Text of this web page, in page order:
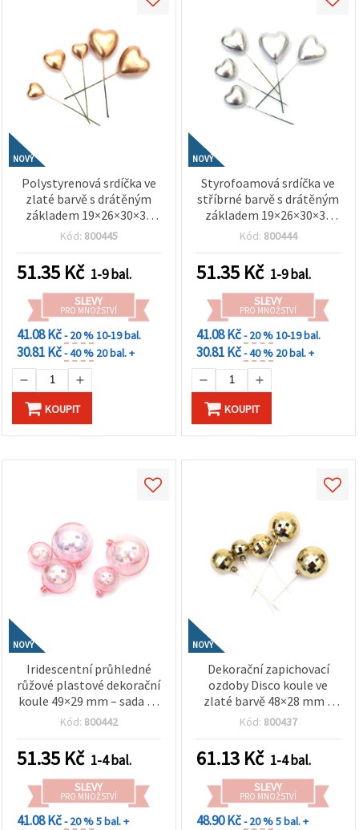
NOVÝ
Polystyrenová srdíčka ve
zlaté barvě s drátěným
základem 19×26×30×35
mm – sada 20 ks – ideální
dekorace a kreativní
tvoření
Kód: 800445
51.35 Kč 1-9 bal.
SLEVY
PRO MNOŽSTVÍ
41.08 Kč- 20 %10-19 bal.
30.81 Kč- 40 % 20 bal. +
KOUPIT
NOVÝ
Styrofoamová srdíčka ve
stříbrné barvě s drátěným
základem 19×26×30×35
mm – sada 20 ks – ideální
dekorace dárků a kreativní
tvoření
Kód: 800444
51.35 Kč 1-9 bal.
SLEVY
PRO MNOŽSTVÍ
41.08 Kč- 20 %10-19 bal.
30.81 Kč- 40 % 20 bal. +
KOUPIT
NOVÝ
Iridescentní průhledné
růžové plastové dekorační
koule 49×29 mm – sada 12
ks – na party dekorace,
tvoření
Kód: 800442
51.35 Kč 1-4 bal.
SLEVY
PRO MNOŽSTVÍ
41.08 Kč- 20 %5 bal. +
NOVÝ
Dekorační zapichovací
ozdoby Disco koule ve
zlaté barvě 48×28 mm –
sada 12 ks – na párty
aranžmá a kreativní
tvoření
Kód: 800437
61.13 Kč 1-4 bal.
SLEVY
PRO MNOŽSTVÍ
48.90 Kč- 20 %5 bal. +